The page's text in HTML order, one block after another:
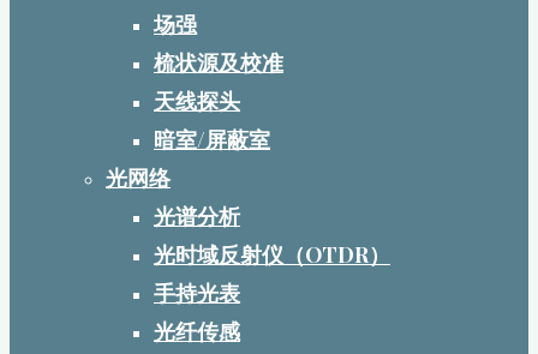
场强
梳状源及校准
天线探头
暗室/屏蔽室
光网络
光谱分析
光时域反射仪（OTDR）
手持光表
光纤传感